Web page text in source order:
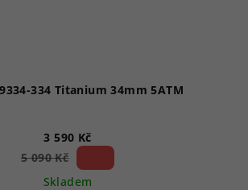
334 Titanium 34mm 5ATM
3 590 Kč
5 090 Kč
Skladem